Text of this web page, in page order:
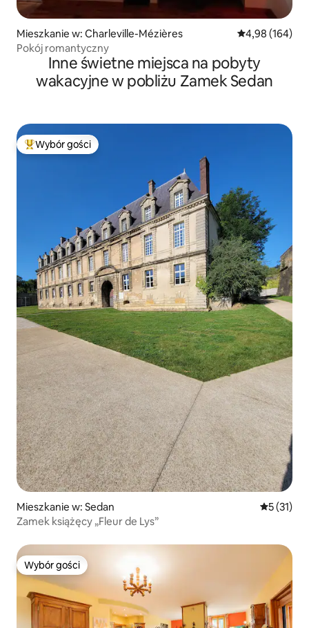
Mieszkanie w: Charleville-Mézières Średnia
4,98 (164)
Pokój romantyczny
Inne świetne miejsca na pobyty
wakacyjne w pobliżu Zamek Sedan
Najpopularniejsze z kategorii Wybór gości
Wybór gości
Mieszkanie w: Sedan Średnia
5 (31)
Zamek książęcy „Fleur de Lys”
Wybór gości
Wybór gości